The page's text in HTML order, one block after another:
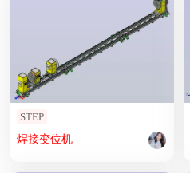
STEP
焊接变位机